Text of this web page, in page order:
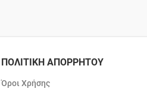
ΠΟΛΙΤΙΚΗ ΑΠΟΡΡΗΤΟΥ
Όροι Χρήσης